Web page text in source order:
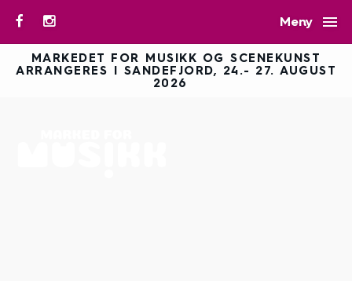
Meny 
MARKEDET FOR MUSIKK OG SCENEKUNST
ARRANGERES I SANDEFJORD, 24.- 27. AUGUST
2026